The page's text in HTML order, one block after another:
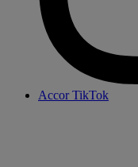
Accor TikTok